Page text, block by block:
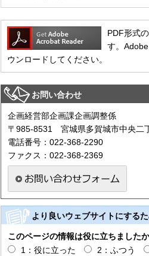
PDF形式
す。
ウンロードしてください。
お問い合わせ
企画経営部企画課企画調整係
〒985-8531 宮城県多賀城市中央二
電話番号：022-368-2290
ファクス：022-368-2369
より良いウェブサイトにする
このページの情報は役に立ちました
1：役に立った
2：ふつう